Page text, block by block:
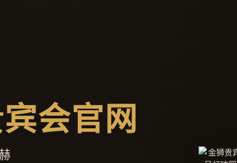
会官网